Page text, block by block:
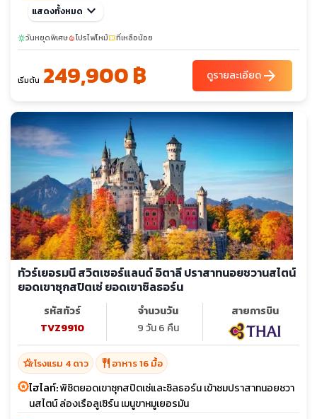
ม.ค. 70
21-31
ก.พ. 70
18-28
มี.ค. 70
03-13 21-31
แสดงทั้งหมด keyboard_arrow_down
sunnyวันหยุดพิเศษlocal_fire_departmentโปรไฟไหม้confirmation_numberที่เหลือน้อย
เริ่มต้น 249,900 ฿ ดูรายละเอียดarrow_forward
ทัวร์เยอรมนี สวิตเซอร์แลนด์ อิตาลี ปราสาทนอยชวานสไตน์
ยอดเขาซุกสปิตเซ่ ยอดเขาซิลธอร์น
รหัสทัวร์
TVZ9910
จำนวนวัน
9 วัน 6 คืน
สายการบิน
hotel_classโรงแรม 4 ดาว restaurant อาหาร 16 มื้อ
ไฮไลท์:พิชิตยอดเขาซุกสปิตเซ่และซิลธอร์น เข้าชมปราสาทนอยชวา
นสไตน์ ล่องเรือลูเซิร์น เมนูขาหมูเยอรมัน